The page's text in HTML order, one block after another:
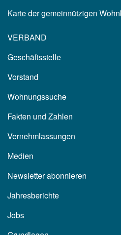
Karte der gemeinnützigen
VERBAND
Geschäftsstelle
Vorstand
Wohnungssuche
Fakten und Zahlen
Vernehmlassungen
Medien
Newsletter abonnieren
Jahresberichte
Jobs